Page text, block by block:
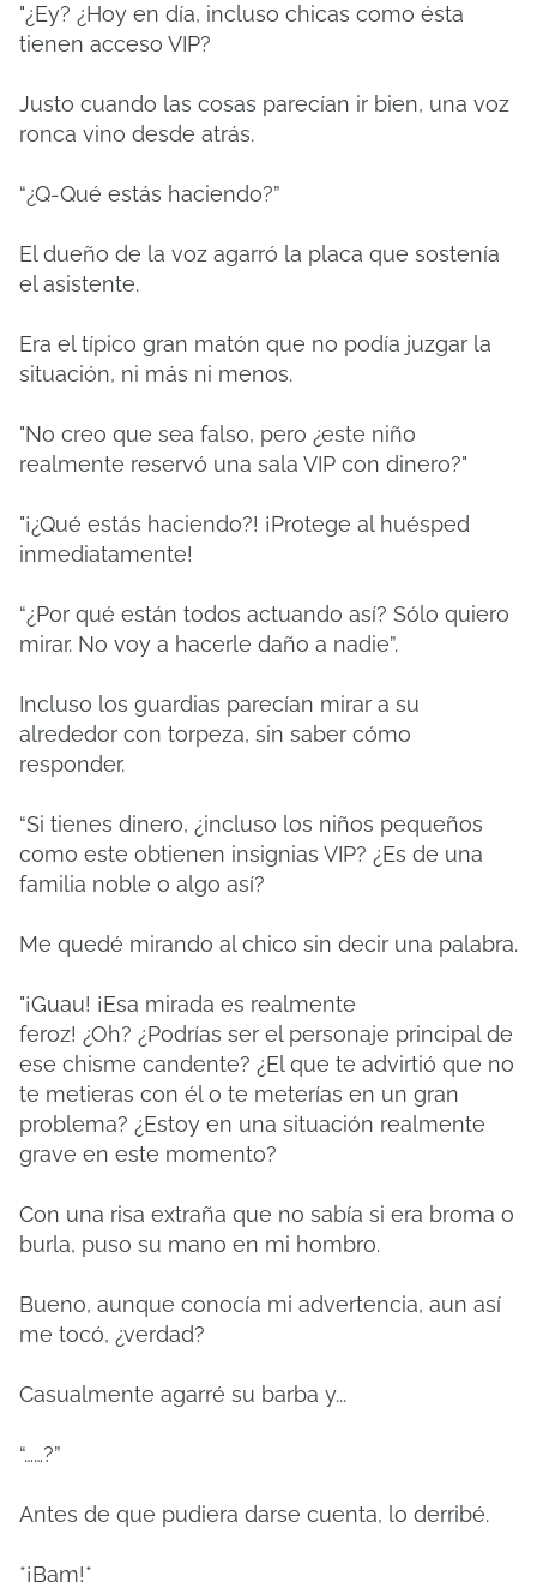
"¿Ey? ¿Hoy en día, incluso chicas como ésta
tienen acceso VIP?
Justo cuando las cosas parecían ir bien, una voz
ronca vino desde atrás.
“¿Q-Qué estás haciendo?”
El dueño de la voz agarró la placa que sostenía
el asistente.
Era el típico gran matón que no podía juzgar la
situación, ni más ni menos.
"No creo que sea falso, pero ¿este niño
realmente reservó una sala VIP con dinero?"
"¡¿Qué estás haciendo?! ¡Protege al huésped
inmediatamente!
“¿Por qué están todos actuando así? Sólo quiero
mirar. No voy a hacerle daño a nadie”.
Incluso los guardias parecían mirar a su
alrededor con torpeza, sin saber cómo
responder.
“Si tienes dinero, ¿incluso los niños pequeños
como este obtienen insignias VIP? ¿Es de una
familia noble o algo así?
Me quedé mirando al chico sin decir una palabra.
"¡Guau! ¡Esa mirada es realmente
feroz! ¿Oh? ¿Podrías ser el personaje principal de
ese chisme candente? ¿El que te advirtió que no
te metieras con él o te meterías en un gran
problema? ¿Estoy en una situación realmente
grave en este momento?
Con una risa extraña que no sabía si era broma o
burla, puso su mano en mi hombro.
Bueno, aunque conocía mi advertencia, aun así
me tocó, ¿verdad?
Casualmente agarré su barba y...
“……?”
Antes de que pudiera darse cuenta, lo derribé.
*¡Bam!*